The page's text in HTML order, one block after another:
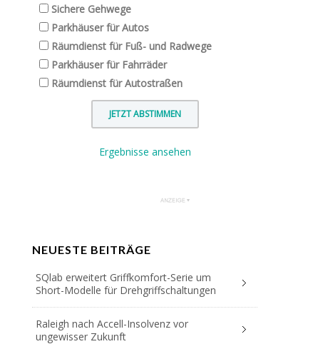
Sichere Gehwege
Parkhäuser für Autos
Räumdienst für Fuß- und Radwege
Parkhäuser für Fahrräder
Räumdienst für Autostraßen
Ergebnisse ansehen
NEUESTE BEITRÄGE
SQlab erweitert Griffkomfort-Serie um
Short-Modelle für Drehgriffschaltungen
Raleigh nach Accell-Insolvenz vor
ungewisser Zukunft